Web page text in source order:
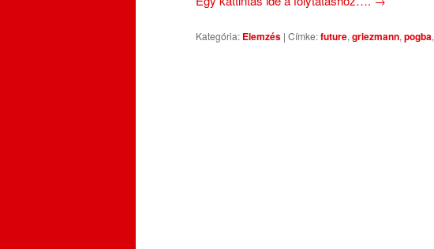
Kategória: Elemzés | Címke:future, griezmann, pogba,